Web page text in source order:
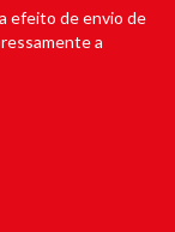
efeito de envio de
a